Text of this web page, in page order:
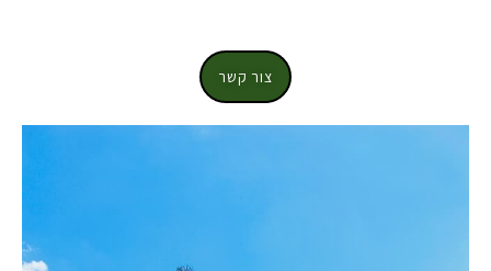
צור קשר